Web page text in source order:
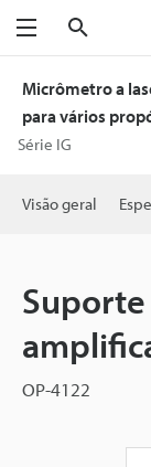
Menu
Micrômetro a
para vários
Série IG
Visão geral
OP-4122